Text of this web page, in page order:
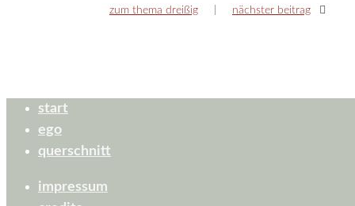
zum thema dreißig nächster beitrag
start
ego
querschnitt
impressum